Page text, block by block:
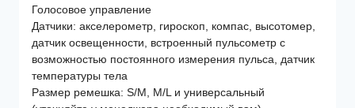
Голосовое управление
Датчики: акселерометр, гироскоп, компас, высотомер,
датчик освещенности, встроенный пульсометр с
возможностью постоянного измерения пульса, датчик
температуры тела
Размер ремешка: S/M, M/L и универсальный